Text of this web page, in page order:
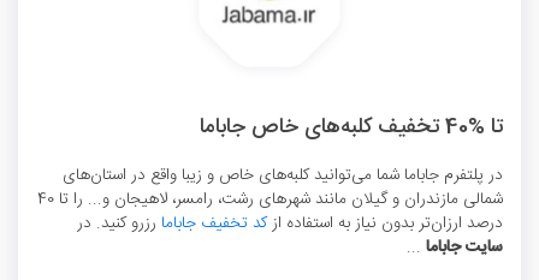
تا %40 تخفیف کلبه‌های خاص جاباما
در پلتفرم جاباما شما می‌توانید کلبه‌های خاص و زیبا واقع در استان‌های
شمالی مازندران و گیلان مانند شهرهای رشت، رامسر، لاهیجان و... را تا 40
درصد ارزان‌تر بدون نیاز به استفاده ازکد تخفیف جاباما رزرو کنید. در
سایت جاباما ...